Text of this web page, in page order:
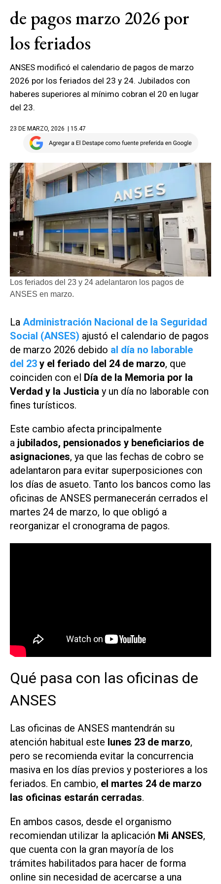
de pagos marzo 2026 por
los feriados
ANSES modificó el calendario de pagos de marzo
2026 por los feriados del 23 y 24. Jubilados con
haberes superiores al mínimo cobran el 20 en lugar
del 23.
23 DE MARZO, 2026 | 15.47
Los feriados del 23 y 24 adelantaron los pagos de
ANSES en marzo.
La Administración Nacional de la Seguridad
Social (ANSES) ajustó el calendario de pagos
de marzo 2026 debido al día no laborable
del 23 y el feriado del 24 de marzo, que
coinciden con el Día de la Memoria por la
Verdad y la Justicia y un día no laborable con
fines turísticos.
Este cambio afecta principalmente
a jubilados, pensionados y beneficiarios de
asignaciones, ya que las fechas de cobro se
adelantaron para evitar superposiciones con
los días de asueto. Tanto los bancos como las
oficinas de ANSES permanecerán cerrados el
martes 24 de marzo, lo que obligó a
reorganizar el cronograma de pagos.
Qué pasa con las oficinas de
ANSES
Las oficinas de ANSES mantendrán su
atención habitual este lunes 23 de marzo,
pero se recomienda evitar la concurrencia
masiva en los días previos y posteriores a los
feriados. En cambio, el martes 24 de marzo
las oficinas estarán cerradas.
En ambos casos, desde el organismo
recomiendan utilizar la aplicación Mi ANSES,
que cuenta con la gran mayoría de los
trámites habilitados para hacer de forma
online sin necesidad de acercarse a una